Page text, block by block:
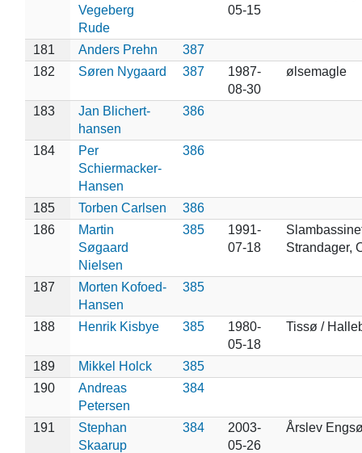
Vegeberg
Rude
05-15
181 Anders Prehn
387
182
Søren Nygaard 387
1987-
08-30
ølsemagle
183
Jan Blichert-
hansen
386
184
Per
Schiermacker-
Hansen
386
185 Torben Carlsen
386
186
Martin
Søgaard
Nielsen
385
1991-
07-18
Strandager,
187
Morten Kofoed-
Hansen
385
188 Henrik Kisbye 385
1980-
05-18
Tissø /
189 Mikkel Holck
385
190
Andreas
Petersen
384
191
Stephan
Skaarup
384
2003-
05-26
Årslev